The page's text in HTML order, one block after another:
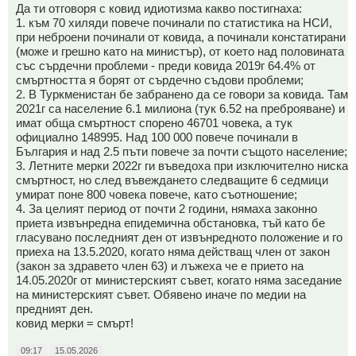
Да ти отговоря с ковид идиотизма какво постигнаха:
1. към 70 хиляди повече починали по статистика на НСИ,
при неброени починали от ковида, а починали констатирани
(може и грешно като на министър), от което над половината
със сърдечни проблеми - преди ковида 2019г 64.4% от
смъртността я борят от сърдечно съдови проблеми;
2. В Туркменистан бе забранено да се говори за ковида. Там
2021г са население 6.1 милиона (тук 6.52 на преброяване) и
имат обща смъртност спорено 46701 човека, а тук
официално 148995. Над 100 000 повече починали в
България и над 2.5 пъти повече за почти същото население;
3. Летните мерки 2022г ги въведоха при изключително ниска
смъртност, но след въвеждането следващите 6 седмици
умират поне 800 човека повече, като съотношение;
4. За целият период от почти 2 години, нямаха законно
приета извънредна епидемична обстановка, тъй като бе
гласувано последният ден от извънредното положение и го
приеха на 13.5.2020, когато няма действащ член от закон
(закон за здравето член 63) и лъжеха че е прието на
14.05.2020г от министерският съвет, когато няма заседание
на министерският съвет. Обявено иначе по медии на
предният ден.
ковид мерки = смърт!
09:17 15.05.2026